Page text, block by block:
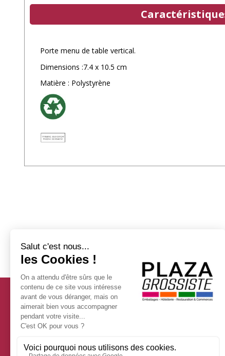
Porte menu de table vertical.
Dimensions :7.4 x 10.5 cm
Matière : Polystyrène
Services
Personnalisez vos
Spécificité des
Livraison Express